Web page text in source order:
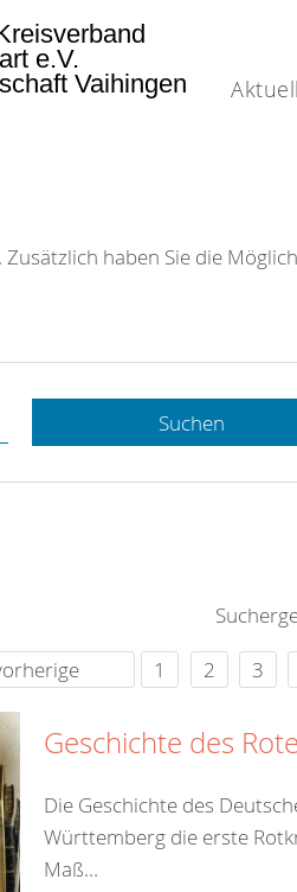
Aktuell
e.V.
Vaihingen
Hotline.
gerne.
rund um die Uhr
haben Sie die
Suchen
1 2 3
Geschichte des
Die Geschichte des
Württemberg die erste
Maß...